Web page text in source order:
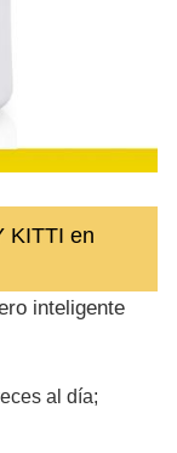
KITTI en
inteligente
al día;